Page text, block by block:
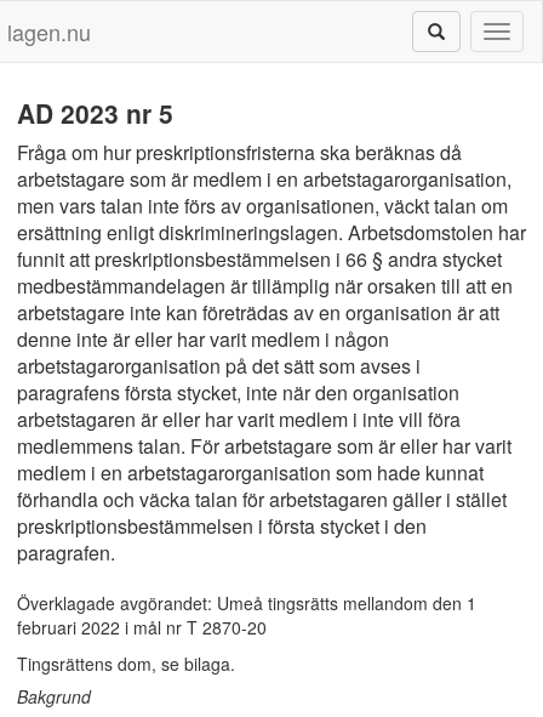
lagen.nu
AD 2023 nr 5
Fråga om hur preskriptionsfristerna ska beräknas då
arbetstagare som är medlem i en arbetstagarorganisation,
men vars talan inte förs av organisationen, väckt talan om
ersättning enligt diskrimineringslagen. Arbetsdomstolen har
funnit att preskriptionsbestämmelsen i 66 § andra stycket
medbestämmandelagen är tillämplig när orsaken till att en
arbetstagare inte kan företrädas av en organisation är att
denne inte är eller har varit medlem i någon
arbetstagarorganisation på det sätt som avses i
paragrafens första stycket, inte när den organisation
arbetstagaren är eller har varit medlem i inte vill föra
medlemmens talan. För arbetstagare som är eller har varit
medlem i en arbetstagarorganisation som hade kunnat
förhandla och väcka talan för arbetstagaren gäller i stället
preskriptionsbestämmelsen i första stycket i den
paragrafen.
Överklagade avgörandet: Umeå tingsrätts mellandom den 1
februari 2022 i mål nr T 2870-20
Tingsrättens dom, se bilaga.
Bakgrund